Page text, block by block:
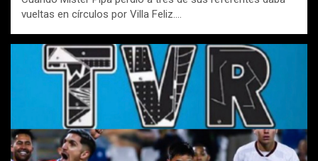
vueltas en círculos por Villa Feliz.…